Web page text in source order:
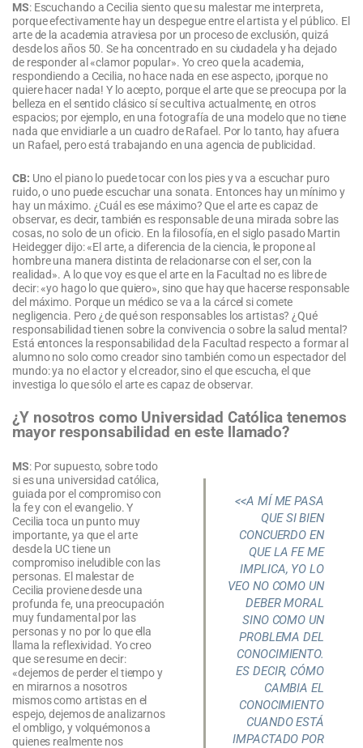
MS: Escuchando a Cecilia siento que su malestar me interpreta,
porque efectivamente hay un despegue entre el artista y el público. El
arte de la academia atraviesa por un proceso de exclusión, quizá
desde los años 50. Se ha concentrado en su ciudadela y ha dejado
de responder al «clamor popular». Yo creo que la academia,
respondiendo a Cecilia, no hace nada en ese aspecto, ¡porque no
quiere hacer nada! Y lo acepto, porque el arte que se preocupa por la
belleza en el sentido clásico sí se cultiva actualmente, en otros
espacios; por ejemplo, en una fotografía de una modelo que no tiene
nada que envidiarle a un cuadro de Rafael. Por lo tanto, hay afuera
un Rafael, pero está trabajando en una agencia de publicidad.
CB: Uno el piano lo puede tocar con los pies y va a escuchar puro
ruido, o uno puede escuchar una sonata. Entonces hay un mínimo y
hay un máximo. ¿Cuál es ese máximo? Que el arte es capaz de
observar, es decir, también es responsable de una mirada sobre las
cosas, no solo de un oficio. En la filosofía, en el siglo pasado Martin
Heidegger dijo: «El arte, a diferencia de la ciencia, le propone al
hombre una manera distinta de relacionarse con el ser, con la
realidad». A lo que voy es que el arte en la Facultad no es libre de
decir: «yo hago lo que quiero», sino que hay que hacerse responsable
del máximo. Porque un médico se va a la cárcel si comete
negligencia. Pero ¿de qué son responsables los artistas? ¿Qué
responsabilidad tienen sobre la convivencia o sobre la salud mental?
Está entonces la responsabilidad de la Facultad respecto a formar al
alumno no solo como creador sino también como un espectador del
mundo: ya no el actor y el creador, sino el que escucha, el que
investiga lo que sólo el arte es capaz de observar.
¿Y nosotros como Universidad Católica tenemos
mayor responsabilidad en este llamado?
<<A MÍ ME PASA
QUE SI BIEN
CONCUERDO EN
QUE LA FE ME
IMPLICA, YO LO
VEO NO COMO UN
DEBER MORAL
SINO COMO UN
PROBLEMA DEL
CONOCIMIENTO.
ES DECIR, CÓMO
CAMBIA EL
CONOCIMIENTO
CUANDO ESTÁ
IMPACTADO POR
MS: Por supuesto, sobre todo
si es una universidad católica,
guiada por el compromiso con
la fe y con el evangelio. Y
Cecilia toca un punto muy
importante, ya que el arte
desde la UC tiene un
compromiso ineludible con las
personas. El malestar de
Cecilia proviene desde una
profunda fe, una preocupación
muy fundamental por las
personas y no por lo que ella
llama la reflexividad. Yo creo
que se resume en decir:
«dejemos de perder el tiempo y
en mirarnos a nosotros
mismos como artistas en el
espejo, dejemos de analizarnos
el ombligo, y volquémonos a
quienes realmente nos